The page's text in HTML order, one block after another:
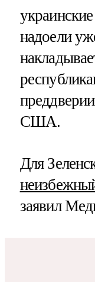
надоели
США.
Для
заявил